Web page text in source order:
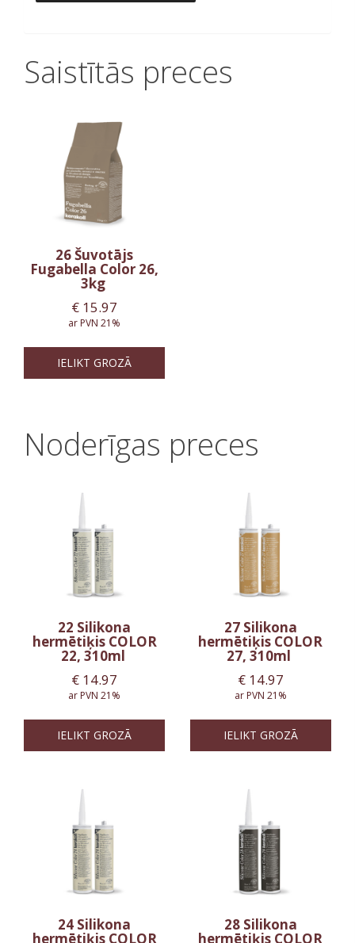
Saistītās preces
26 Šuvotājs
Fugabella Color 26,
3kg
€ 15.97
ar PVN 21%
IELIKT GROZĀ
Noderīgas preces
22 Silikona
hermētiķis COLOR
22, 310ml
€ 14.97
ar PVN 21%
IELIKT GROZĀ
27 Silikona
hermētiķis COLOR
27, 310ml
€14.97
ar PVN 21%
IELIKT GROZĀ
24 Silikona
hermētiķis COLOR
28 Silikona
hermētiķis COLOR